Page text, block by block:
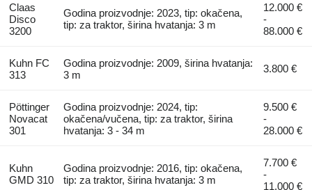
Claas
Disco
3200
Godina proizvodnje: 2023, tip: okačena,
tip: za traktor, širina hvatanja: 3 m
12.000 €
-
88.000 €
Kuhn FC
313
Godina proizvodnje: 2009, širina hvatanja:
3 m
3.800 €
Pöttinger
Novacat
301
Godina proizvodnje: 2024, tip:
okačena/vučena, tip: za traktor, širina
hvatanja: 3 - 34 m
9.500 €
-
28.000 €
Kuhn
GMD 310
Godina proizvodnje: 2016, tip: okačena,
tip: za traktor, širina hvatanja: 3 m
7.700 €
-
11.000 €